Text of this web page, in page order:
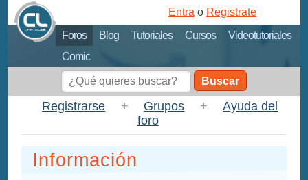
Foros Blog Tutoriales Cursos
Videotutoriales
Comic
Entra o Registrate
Buscar
Registrarse + Grupos +
Ayuda del
foro
Información